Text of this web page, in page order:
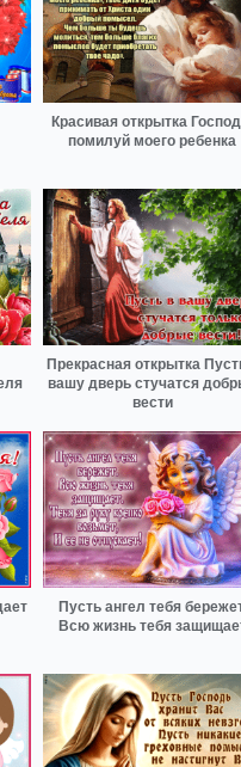
Красивая открытка
помилуй моего ребенка
Прекрасная открытка
вашу дверь стучатся
вести
Пусть ангел тебя
Всю жизнь тебя